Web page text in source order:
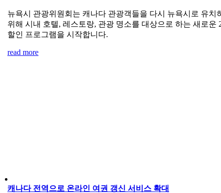
뉴욕시 관광위원회는 캐나다 관광객들을 다시 뉴욕시로 유치
위해 시내 호텔, 레스토랑, 관광 명소를 대상으로 하는 새로운
할인 프로그램을 시작합니다.
read more
캐나다 전역으로 온라인 여권 갱신 서비스 확대